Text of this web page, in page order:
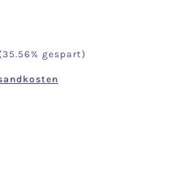
Preis:
(35.56% gespart)